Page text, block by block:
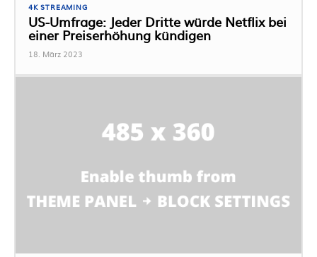
4K STREAMING
US-Umfrage: Jeder Dritte würde Netflix bei
einer Preiserhöhung kündigen
18. März 2023